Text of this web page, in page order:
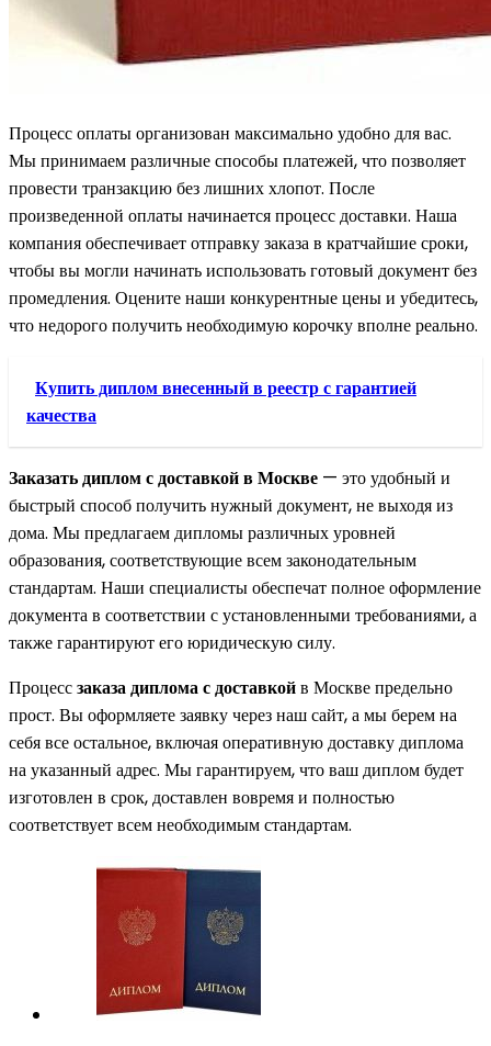
Процесс оплаты организован максимально удобно для вас.
Мы принимаем различные способы платежей, что позволяет
провести транзакцию без лишних хлопот. После
произведенной оплаты начинается процесс доставки. Наша
компания обеспечивает отправку заказа в кратчайшие сроки,
чтобы вы могли начинать использовать готовый документ без
промедления. Оцените наши конкурентные цены и убедитесь,
что недорого получить необходимую корочку вполне реально.
Купить диплом внесенный в реестр с гарантией
качества
Заказать диплом с доставкой в Москве — это удобный и
быстрый способ получить нужный документ, не выходя из
дома. Мы предлагаем дипломы различных уровней
образования, соответствующие всем законодательным
стандартам. Наши специалисты обеспечат полное оформление
документа в соответствии с установленными требованиями, а
также гарантируют его юридическую силу.
Процессзаказа диплома с доставкойв Москве предельно
прост. Вы оформляете заявку через наш сайт, а мы берем на
себя все остальное, включая оперативную доставку диплома
на указанный адрес. Мы гарантируем, что ваш диплом будет
изготовлен в срок, доставлен вовремя и полностью
соответствует всем необходимым стандартам.